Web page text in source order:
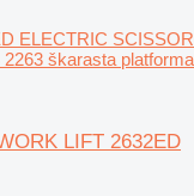
ELECTRIC SCISSOR
škarasta platforma
LIFT 2632ED